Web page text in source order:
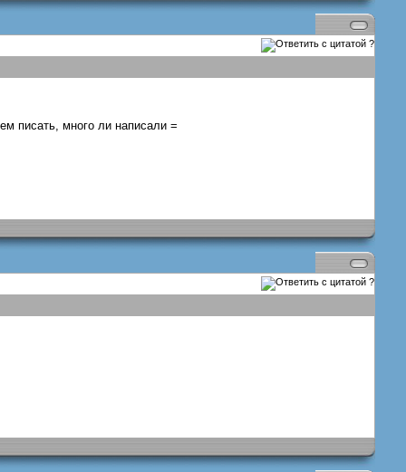
?
писать, много ли написали =
?